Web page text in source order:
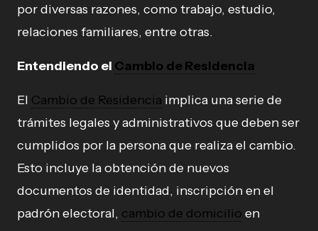
por diversas razones, como trabajo, estudio,
relaciones familiares, entre otras.
Entendiendo el Cambio de Residencia
El Cambio de Residencia implica una serie de
trámites legales y administrativos que deben ser
cumplidos por la persona que realiza el cambio.
Esto incluye la obtención de nuevos
documentos de identidad, inscripción en el
padrón electoral, cambio de domicilio en